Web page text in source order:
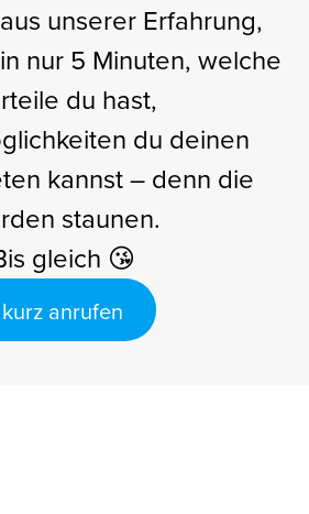
unserer Erfahrung,
nur 5 Minuten, welche
du hast,
du deinen
kannst – denn die
staunen.
gleich 😘
kurz anrufen